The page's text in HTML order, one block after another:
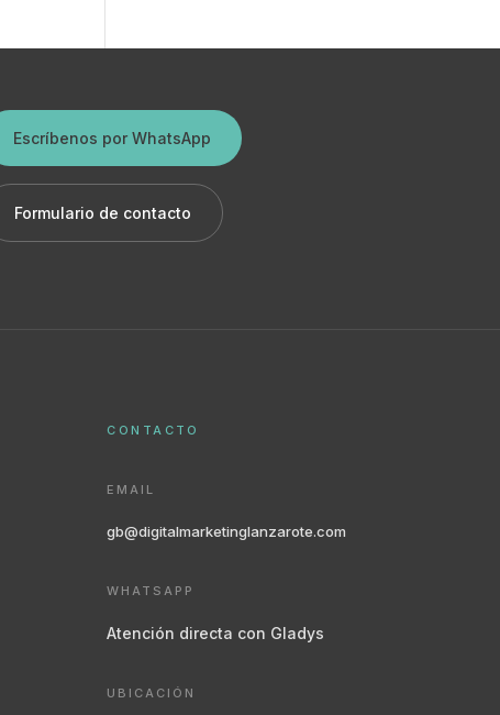
Escríbenos por WhatsApp
Formulario de contacto
CONTACTO
EMAIL
gb@digitalmarketinglanzarote.com
WHATSAPP
Atención directa con Gladys
UBICACIÓN